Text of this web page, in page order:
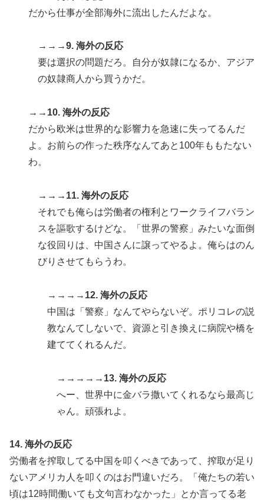
だから仕事が全部海外に流出したんだよな。
→→→9. 海外の反応
要は選択の問題だろ。自分が奴隷になるか、アジア
の奴隷商人から買うかだ。
→→10. 海外の反応
だから欧米は世界的な影響力を急速に失ってるんだ
よ。お前らの作った秩序なんてあと100年ももたない
わ。
→→→11. 海外の反応
それでも俺らは労働者の権利とワークライフバラン
スを謳歌するけどな。「世界の警察」みたいな面倒
な役回りは、中国さんに譲ってやるよ。俺らはのん
びりさせてもらうわ。
→→→→12. 海外の反応
中国は「警察」なんてやらないぞ。ポリコレの説
教なんてしないで、資源と引き換えに病院や橋を
建ててくれるんだ。
→→→→→13. 海外の反応
へー、世界中に金バラ撒いてくれるなら最高じ
ゃん。頑張れよ。
14. 海外の反応
労働者を搾取してる中国を叩くべきであって、搾取が足り
ないアメリカ人を叩くのはお門違いだろ。「俺たちの若い
頃は12時間働いても文句言わなかった」とか言ってる老